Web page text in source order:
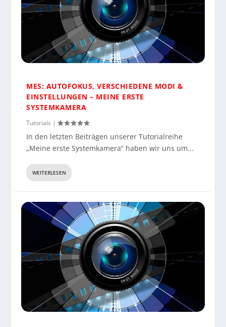
MES: AUTOFOKUS, VERSCHIEDENE MODI &
EINSTELLUNGEN – MEINE ERSTE
SYSTEMKAMERA
Tutorials |
In den letzten Beiträgen unserer Tutorialreihe
„Meine erste Systemkamera“ haben wir uns um...
WEITERLESEN